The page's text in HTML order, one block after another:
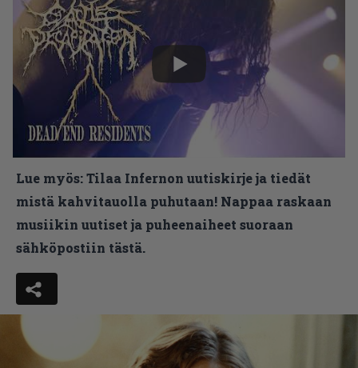
Lue myös:Tilaa Infernon uutiskirje ja tiedät
mistä kahvitauolla puhutaan! Nappaa raskaan
musiikin uutiset ja puheenaiheet suoraan
sähköpostiin tästä.